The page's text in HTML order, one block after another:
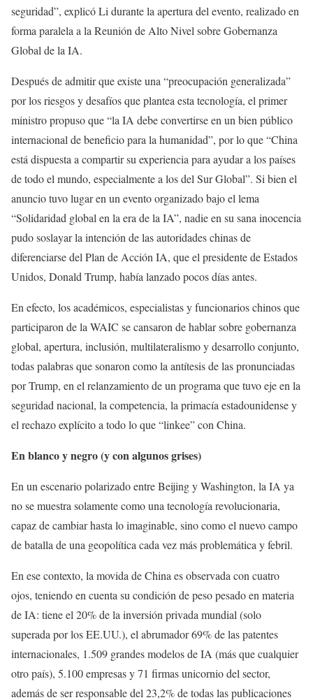
seguridad”, explicó Li durante la apertura del evento, realizado en
forma paralela a la Reunión de Alto Nivel sobre Gobernanza
Global de la IA.
Después de admitir que existe una “preocupación generalizada”
por los riesgos y desafíos que plantea esta tecnología, el primer
ministro propuso que “la IA debe convertirse en un bien público
internacional de beneficio para la humanidad”, por lo que “China
está dispuesta a compartir su experiencia para ayudar a los países
de todo el mundo, especialmente a los del Sur Global”. Si bien el
anuncio tuvo lugar en un evento organizado bajo el lema
“Solidaridad global en la era de la IA”, nadie en su sana inocencia
pudo soslayar la intención de las autoridades chinas de
diferenciarse del Plan de Acción IA, que el presidente de Estados
Unidos, Donald Trump, había lanzado pocos días antes.
En efecto, los académicos, especialistas y funcionarios chinos que
participaron de la WAIC se cansaron de hablar sobre gobernanza
global, apertura, inclusión, multilateralismo y desarrollo conjunto,
todas palabras que sonaron como la antítesis de las pronunciadas
por Trump, en el relanzamiento de un programa que tuvo eje en la
seguridad nacional, la competencia, la primacía estadounidense y
el rechazo explícito a todo lo que “linkee” con China.
En blanco y negro (y con algunos grises)
En un escenario polarizado entre Beijing y Washington, la IA ya
no se muestra solamente como una tecnología revolucionaria,
capaz de cambiar hasta lo imaginable, sino como el nuevo campo
de batalla de una geopolítica cada vez más problemática y febril.
En ese contexto, la movida de China es observada con cuatro
ojos, teniendo en cuenta su condición de peso pesado en materia
de IA: tiene el 20% de la inversión privada mundial (solo
superada por los EE.UU.), el abrumador 69% de las patentes
internacionales, 1.509 grandes modelos de IA (más que cualquier
otro país), 5.100 empresas y 71 firmas unicornio del sector,
además de ser responsable del 23,2% de todas las publicaciones